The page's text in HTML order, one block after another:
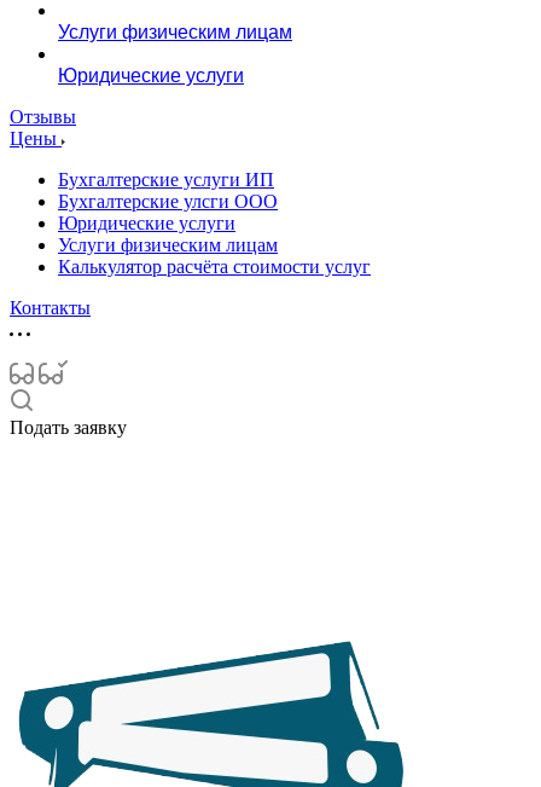
Услуги физическим лицам
Юридические услуги
Отзывы
Цены
Бухгалтерские услуги ИП
Бухгалтерские улсги ООО
Юридические услуги
Услуги физическим лицам
Калькулятор расчёта стоимости услуг
Контакты
Подать заявку